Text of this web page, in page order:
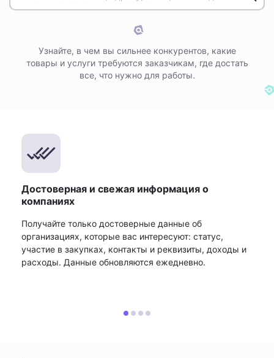
Узнайте, в чем вы сильнее конкурентов, какие
товары и услуги требуются заказчикам, где достать
все, что нужно для работы.
Достоверная и свежая информация о
компаниях
Получайте только достоверные данные об
организациях, которые вас интересуют: статус,
участие в закупках, контакты и реквизиты, доходы и
расходы. Данные обновляются ежедневно.